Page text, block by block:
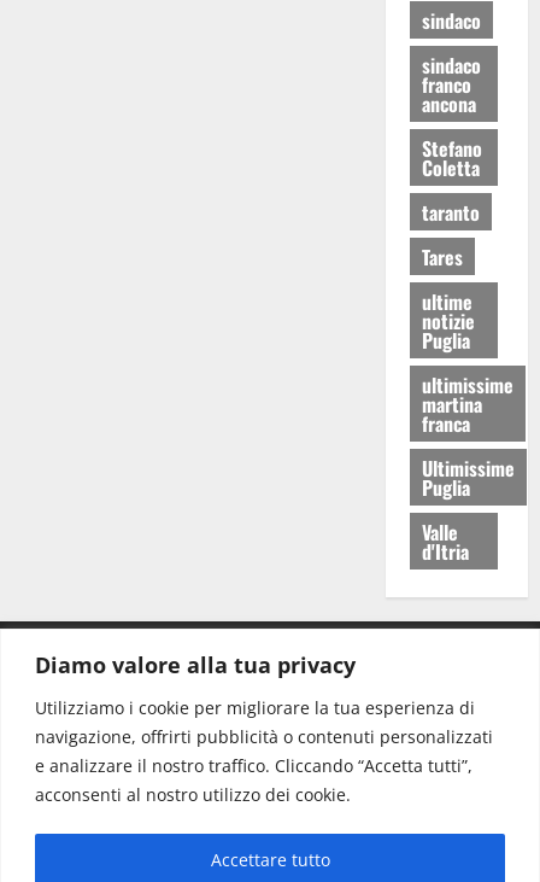
Diamo valore alla tua privacy
Utilizziamo i cookie per migliorare la tua esperienza di
navigazione, offrirti pubblicità o contenuti personalizzati
e analizzare il nostro traffico. Cliccando “Accetta tutti”,
acconsenti al nostro utilizzo dei cookie.
Accettare tutto
sindaco
sindaco
franco
ancona
Stefano
Coletta
taranto
Tares
ultime
notizie
Puglia
ultimissime
martina
franca
Ultimissime
Puglia
Valle
d'Itria
Redazione: redazione@www.martinasera.it
Direttore:direttore@www.martinasera.it
Info & Commerciale:info@www.martinasera.it